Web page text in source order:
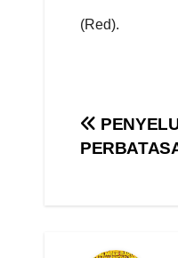
(Red).